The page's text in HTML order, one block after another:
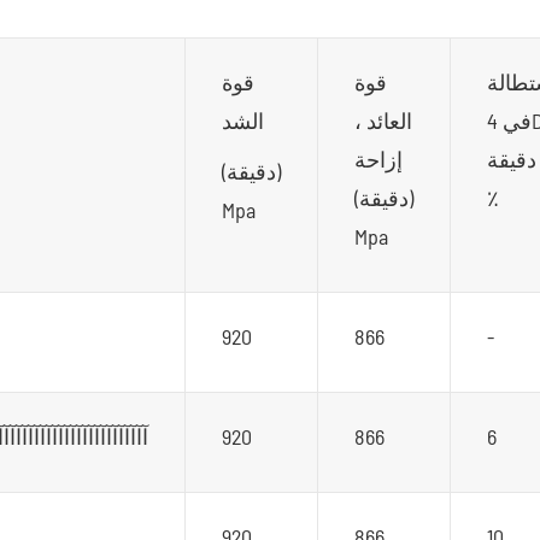
قوة
الشد
(دقيقة)
Mpa
قوة
العائد ،
إزاحة
(دقيقة)
Mpa
في 4D ،
دقيقة ،
٪
920 866 -
920 866 6